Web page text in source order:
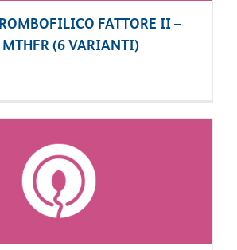
FATTORE II –
MTHFR (6 VARIANTI)